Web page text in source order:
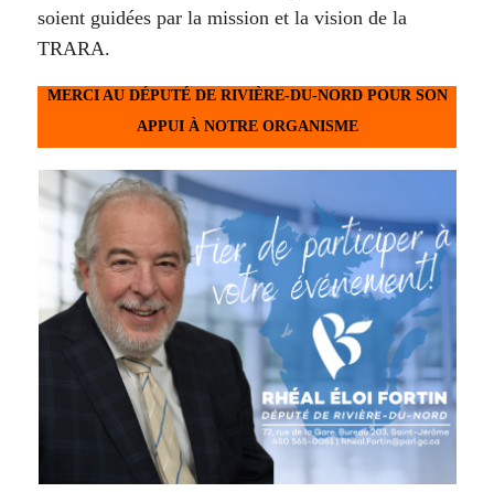
soient guidées par la mission et la vision de la
TRARA.
MERCI AU DÉPUTÉ DE RIVIÈRE-DU-NORD POUR SON
APPUI À NOTRE ORGANISME